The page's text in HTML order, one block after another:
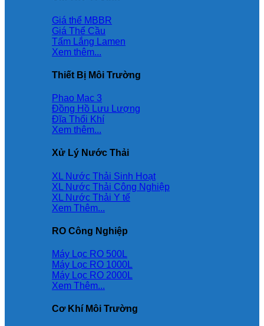
Giá thể MBBR
Giá Thể Cầu
Tấm Lắng Lamen
Xem thêm...
Thiết Bị Môi Trường
Phao Mac 3
Đồng Hồ Lưu Lượng
Đĩa Thổi Khí
Xem thêm...
Xử Lý Nước Thải
XL Nước Thải Sinh Hoạt
XL Nước Thải Công Nghiệp
XL Nước Thải Y tế
Xem Thêm...
RO Công Nghiệp
Máy Lọc RO 500L
Máy Lọc RO 1000L
Máy Lọc RO 2000L
Xem Thêm...
Cơ Khí Môi Trường